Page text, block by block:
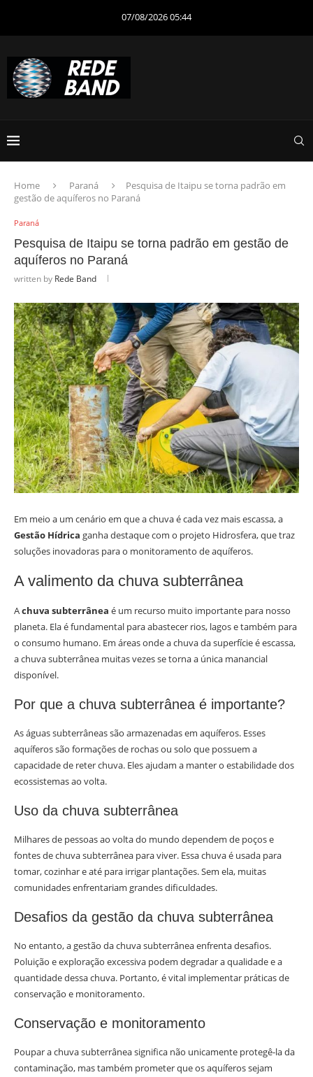
07/08/2026 05:44
Home Paraná
Pesquisa de Itaipu se torna padrão em
gestão de aquíferos no Paraná
Paraná
Pesquisa de Itaipu se torna padrão em gestão de
aquíferos no Paraná
written by Rede Band
Em meio a um cenário em que a chuva é cada vez mais escassa, a
Gestão Hídrica ganha destaque com o projeto Hidrosfera, que traz
soluções inovadoras para o monitoramento de aquíferos.
A valimento da chuva subterrânea
Achuva subterrânea é um recurso muito importante para nosso
planeta. Ela é fundamental para abastecer rios, lagos e também para
o consumo humano. Em áreas onde a chuva da superfície é escassa,
a chuva subterrânea muitas vezes se torna a única manancial
disponível.
Por que a chuva subterrânea é importante?
As águas subterrâneas são armazenadas em aquíferos. Esses
aquíferos são formações de rochas ou solo que possuem a
capacidade de reter chuva. Eles ajudam a manter o estabilidade dos
ecossistemas ao volta.
Uso da chuva subterrânea
Milhares de pessoas ao volta do mundo dependem de poços e
fontes de chuva subterrânea para viver. Essa chuva é usada para
tomar, cozinhar e até para irrigar plantações. Sem ela, muitas
comunidades enfrentariam grandes dificuldades.
Desafios da gestão da chuva subterrânea
No entanto, a gestão da chuva subterrânea enfrenta desafios.
Poluição e exploração excessiva podem degradar a qualidade e a
quantidade dessa chuva. Portanto, é vital implementar práticas de
conservação e monitoramento.
Conservação e monitoramento
Poupar a chuva subterrânea significa não unicamente protegê-la da
contaminação, mas também prometer que os aquíferos sejam